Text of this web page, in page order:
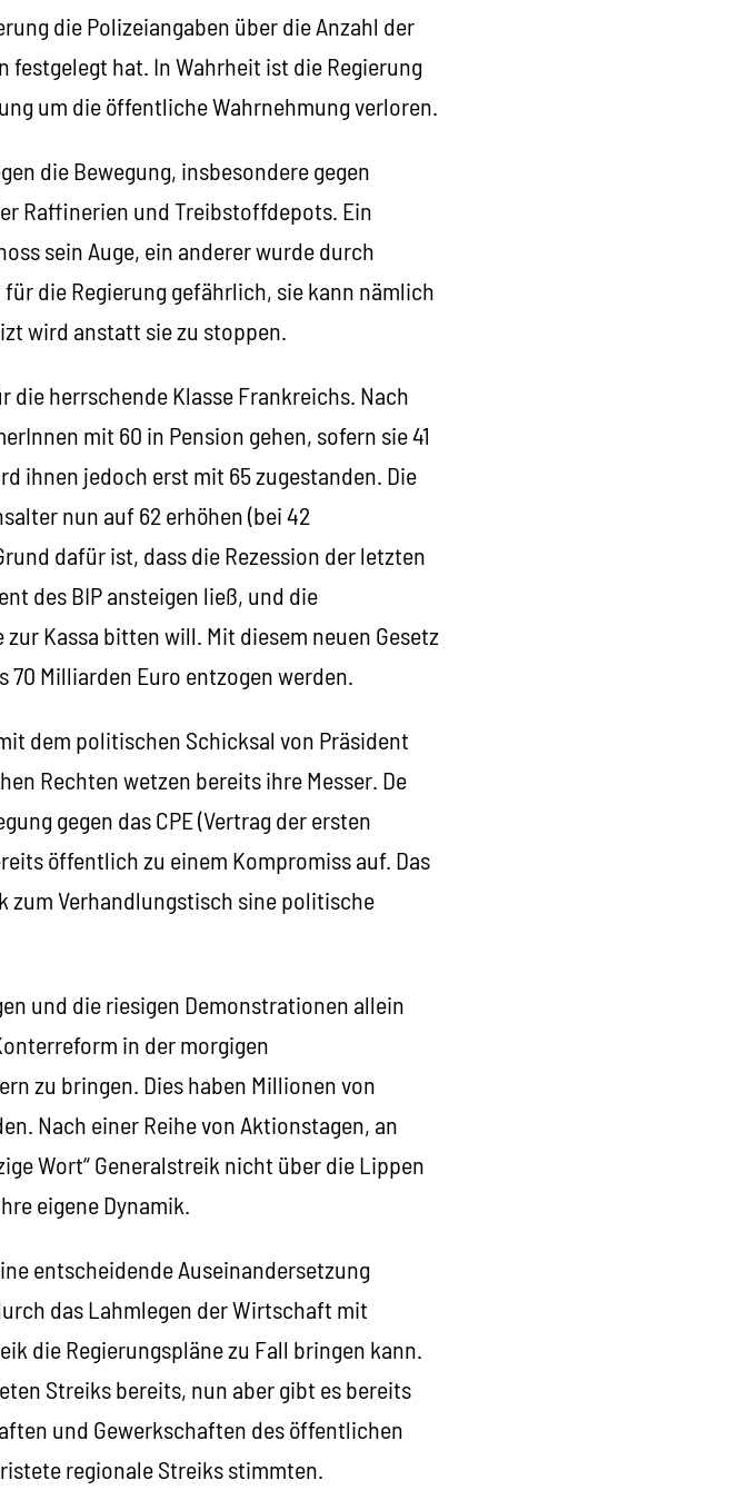
die Polizeiangaben über die Anzahl der
hat. In Wahrheit ist die Regierung
um die öffentliche Wahrnehmung verloren.
die Bewegung, insbesondere gegen
Raffinerien und Treibstoffdepots. Ein
sein Auge, ein anderer wurde durch
die Regierung gefährlich, sie kann nämlich
wird anstatt sie zu stoppen.
die herrschende Klasse Frankreichs. Nach
mit 60 in Pension gehen, sofern sie 41
ihnen jedoch erst mit 65 zugestanden. Die
nun auf 62 erhöhen (bei 42
dafür ist, dass die Rezession der letzten
des BIP ansteigen ließ, und die
Kassa bitten will. Mit diesem neuen Gesetz
Milliarden Euro entzogen werden.
dem politischen Schicksal von Präsident
Rechten wetzen bereits ihre Messer. De
gegen das CPE (Vertrag der ersten
öffentlich zu einem Kompromiss auf. Das
zum Verhandlungstisch sine politische
und die riesigen Demonstrationen allein
in der morgigen
zu bringen. Dies haben Millionen von
Nach einer Reihe von Aktionstagen, an
Wort“ Generalstreik nicht über die Lippen
eigene Dynamik.
entscheidende Auseinandersetzung
das Lahmlegen der Wirtschaft mit
die Regierungspläne zu Fall bringen kann.
Streiks bereits, nun aber gibt es bereits
und Gewerkschaften des öffentlichen
regionale Streiks stimmten.